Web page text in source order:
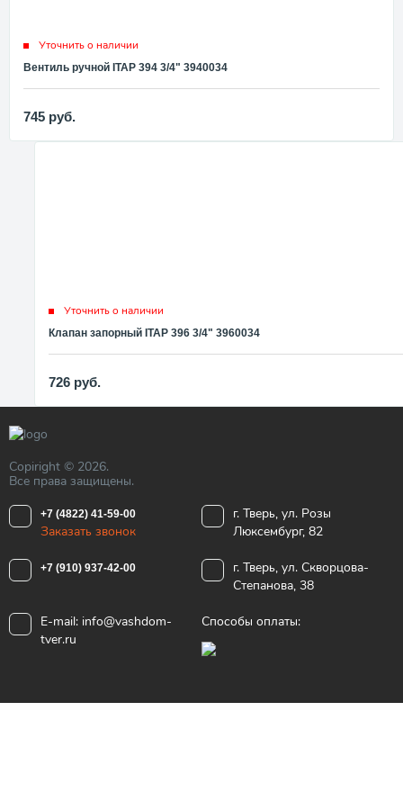
Уточнить о наличии
Вентиль ручной ITAP 394 3/4" 3940034
745 руб.
Уточнить о наличии
Клапан запорный ITAP 396 3/4" 3960034
726 руб.
Copiright © 2026.
Все права защищены.
+7 (4822) 41-59-00
Заказать звонок
г. Тверь, ул. Розы
Люксембург, 82
+7 (910) 937-42-00
г. Тверь, ул. Скворцова-
Степанова, 38
E-mail: info@vashdom-
tver.ru
Способы оплаты: